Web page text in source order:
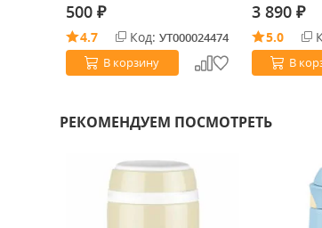
500 ₽
4.7 Код: УТ000024474
В корзину
3 890 ₽
5.0
В
РЕКОМЕНДУЕМ ПОСМОТРЕТЬ